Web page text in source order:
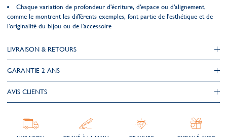
Chaque variation de profondeur d'écriture, d'espace ou d'alignement,
comme le montrent les différents exemples, font partie de l'esthétique et de
l'originalité du bijou ou de l'accessoire
LIVRAISON & RETOURS
GARANTIE 2 ANS
AVIS CLIENTS